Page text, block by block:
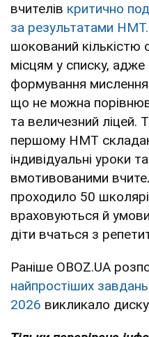
вчителів критично
за результатами НМТ.
шокований кількістю
місцям у списку,
формування мислення
що не можна
та величезний ліцей.
першому НМТ
індивідуальні уроки
вмотивованими
проходило 50
враховуються й
діти вчаться з
Раніше OBOZ.UA
найпростіших
2026 викликало